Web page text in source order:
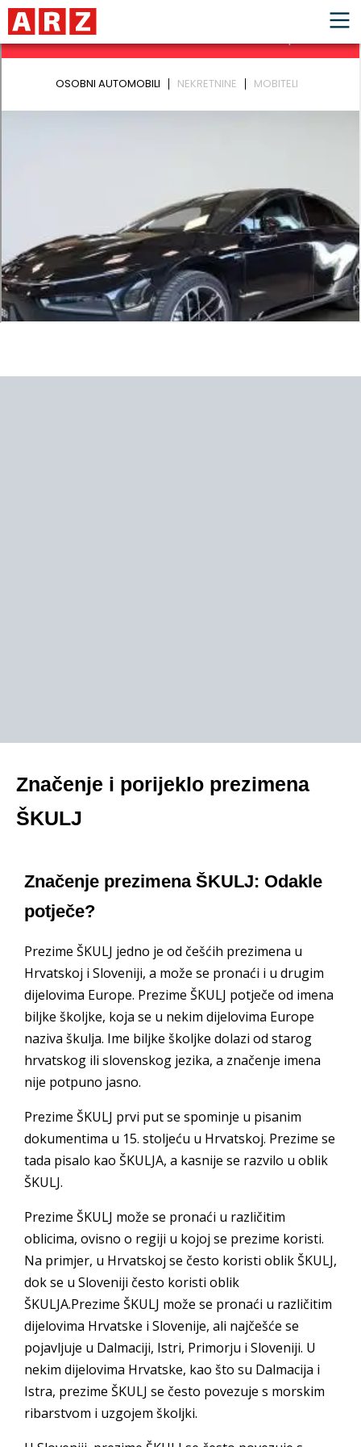
Značenje i porijeklo prezimena
ŠKULJ
Značenje prezimena ŠKULJ: Odakle
potječe?
Prezime ŠKULJ jedno je od češćih prezimena u
Hrvatskoj i Sloveniji, a može se pronaći i u drugim
dijelovima Europe. Prezime ŠKULJ potječe od imena
biljke školjke, koja se u nekim dijelovima Europe
naziva škulja. Ime biljke školjke dolazi od starog
hrvatskog ili slovenskog jezika, a značenje imena
nije potpuno jasno.
Prezime ŠKULJ prvi put se spominje u pisanim
dokumentima u 15. stoljeću u Hrvatskoj. Prezime se
tada pisalo kao ŠKULJA, a kasnije se razvilo u oblik
ŠKULJ.
Prezime ŠKULJ može se pronaći u različitim
oblicima, ovisno o regiji u kojoj se prezime koristi.
Na primjer, u Hrvatskoj se često koristi oblik ŠKULJ,
dok se u Sloveniji često koristi oblik
ŠKULJA.Prezime ŠKULJ može se pronaći u različitim
dijelovima Hrvatske i Slovenije, ali najčešće se
pojavljuje u Dalmaciji, Istri, Primorju i Sloveniji. U
nekim dijelovima Hrvatske, kao što su Dalmacija i
Istra, prezime ŠKULJ se često povezuje s morskim
ribarstvom i uzgojem školjki.